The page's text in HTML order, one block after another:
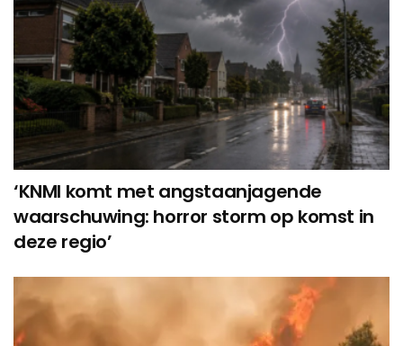
‘KNMI komt met angstaanjagende
waarschuwing: horror storm op komst in
deze regio’